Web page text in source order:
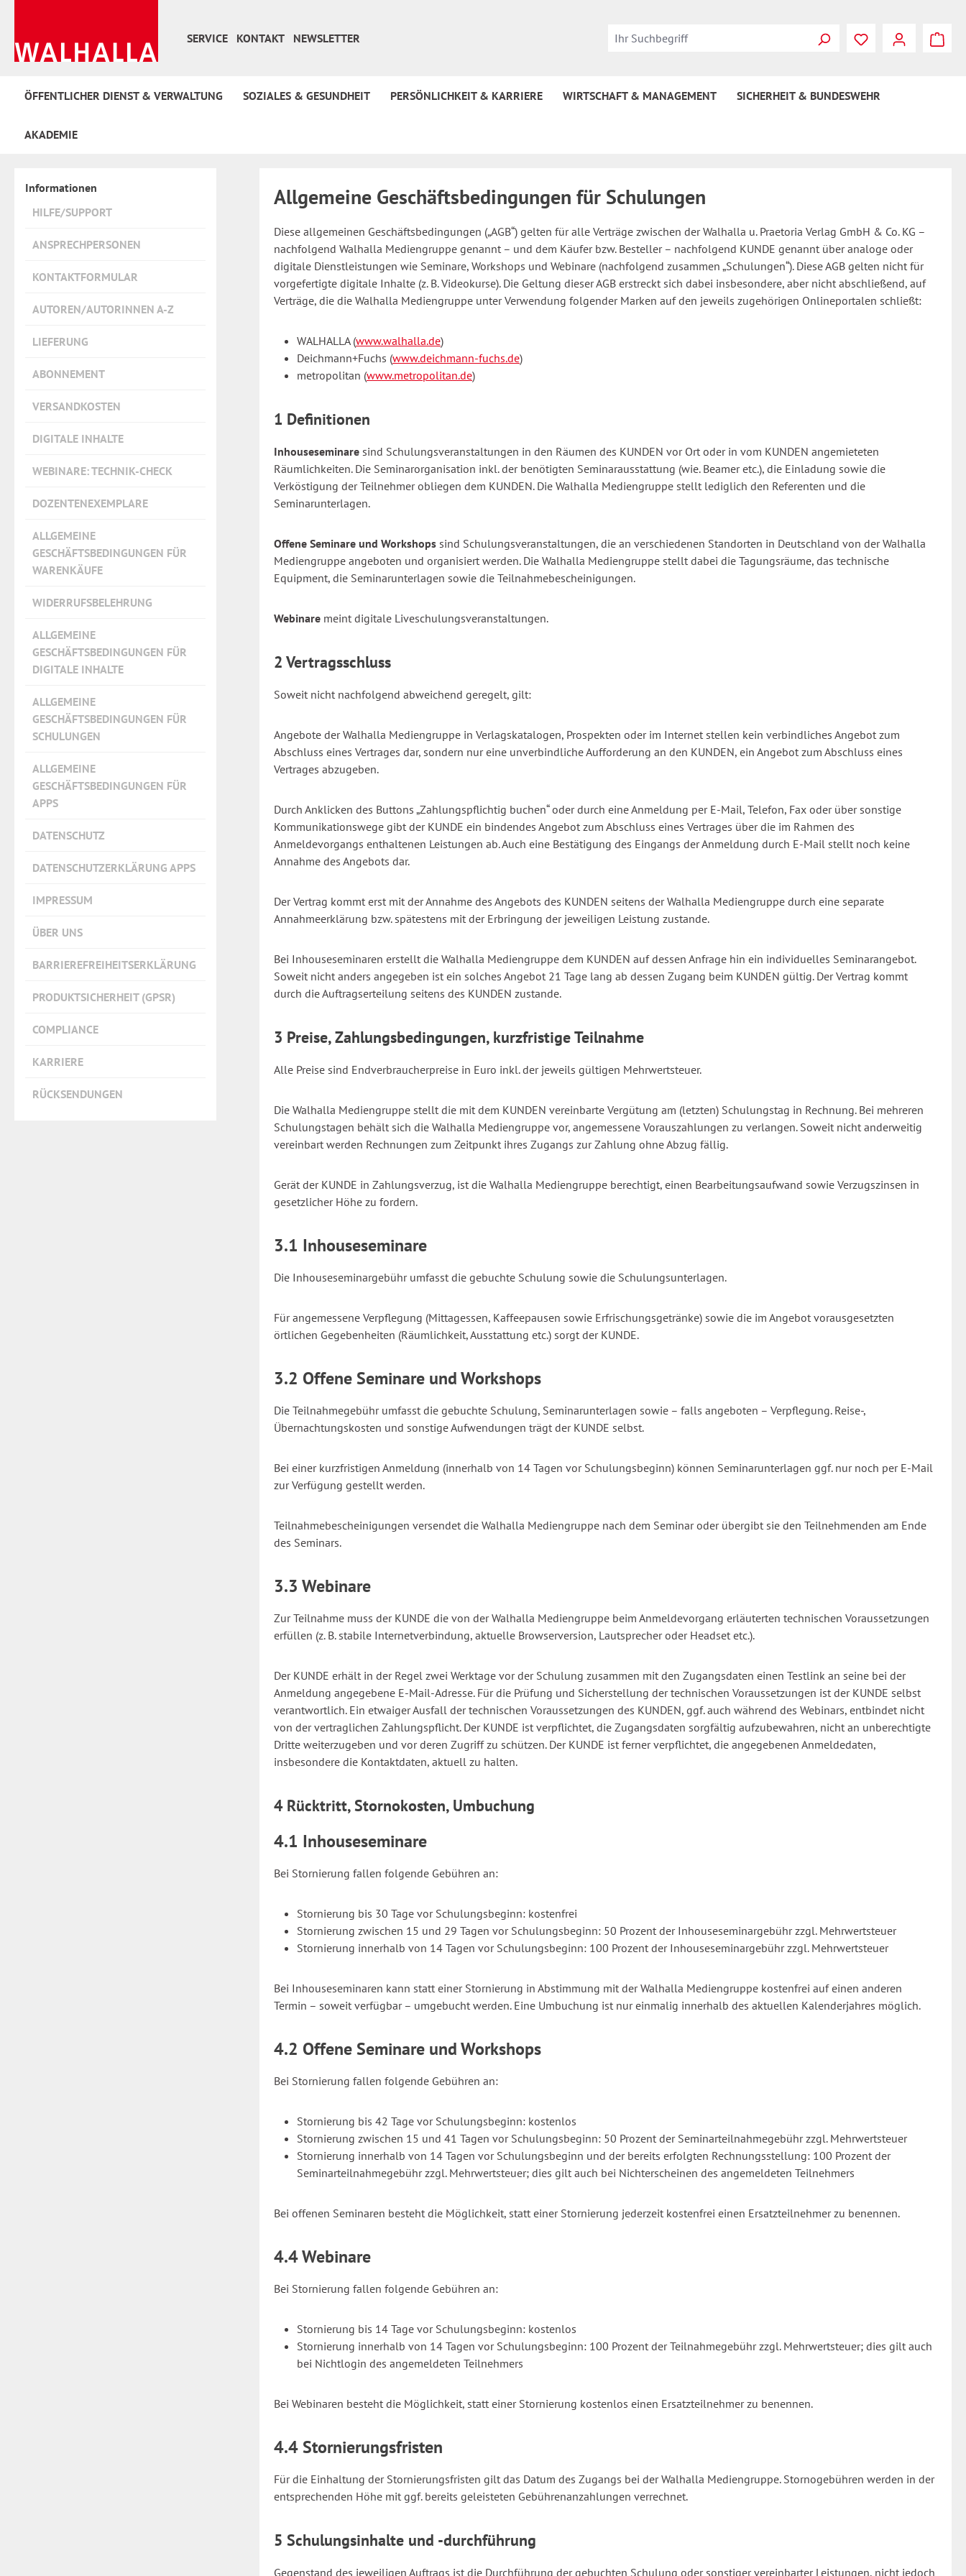
SERVICE
KONTAKT NEWSLETTER
ÖFFENTLICHER DIENST & VERWALTUNG SOZIALES & GESUNDHEIT PERSÖNLICHKEIT & KARRIERE WIRTSCHAFT & MANAGEMENT SICHERHEIT & BUNDESWEHR
AKADEMIE
Informationen
HILFE/SUPPORT
ANSPRECHPERSONEN
KONTAKTFORMULAR
AUTOREN/AUTORINNEN A-Z
LIEFERUNG
ABONNEMENT
VERSANDKOSTEN
DIGITALE INHALTE
WEBINARE: TECHNIK-CHECK
DOZENTENEXEMPLARE
ALLGEMEINE
GESCHÄFTSBEDINGUNGEN FÜR
WARENKÄUFE
WIDERRUFSBELEHRUNG
ALLGEMEINE
GESCHÄFTSBEDINGUNGEN FÜR
DIGITALE INHALTE
ALLGEMEINE
GESCHÄFTSBEDINGUNGEN FÜR
SCHULUNGEN
ALLGEMEINE
GESCHÄFTSBEDINGUNGEN FÜR
APPS
DATENSCHUTZ
DATENSCHUTZERKLÄRUNG APPS
IMPRESSUM
ÜBER UNS
BARRIEREFREIHEITSERKLÄRUNG
PRODUKTSICHERHEIT (GPSR)
COMPLIANCE
KARRIERE
RÜCKSENDUNGEN
Allgemeine Geschäftsbedingungen für Schulungen
Diese allgemeinen Geschäftsbedingungen („AGB“) gelten für alle Verträge zwischen der Walhalla u. Praetoria Verlag GmbH & Co. KG –
nachfolgend Walhalla Mediengruppe genannt – und dem Käufer bzw. Besteller – nachfolgend KUNDE genannt über analoge oder
digitale Dienstleistungen wie Seminare, Workshops und Webinare (nachfolgend zusammen „Schulungen“). Diese AGB gelten nicht für
vorgefertigte digitale Inhalte (z. B. Videokurse). Die Geltung dieser AGB erstreckt sich dabei insbesondere, aber nicht abschließend, auf
Verträge, die die Walhalla Mediengruppe unter Verwendung folgender Marken auf den jeweils zugehörigen Onlineportalen schließt:
WALHALLA (www.walhalla.de)
Deichmann+Fuchs (www.deichmann-fuchs.de)
metropolitan (www.metropolitan.de)
1 Definitionen
Inhouseseminare sind Schulungsveranstaltungen in den Räumen des KUNDEN vor Ort oder in vom KUNDEN angemieteten
Räumlichkeiten. Die Seminarorganisation inkl. der benötigten Seminarausstattung (wie. Beamer etc.), die Einladung sowie die
Verköstigung der Teilnehmer obliegen dem KUNDEN. Die Walhalla Mediengruppe stellt lediglich den Referenten und die
Seminarunterlagen.
Offene Seminare und Workshops sind Schulungsveranstaltungen, die an verschiedenen Standorten in Deutschland von der Walhalla
Mediengruppe angeboten und organisiert werden. Die Walhalla Mediengruppe stellt dabei die Tagungsräume, das technische
Equipment, die Seminarunterlagen sowie die Teilnahmebescheinigungen.
Webinare meint digitale Liveschulungsveranstaltungen.
2 Vertragsschluss
Soweit nicht nachfolgend abweichend geregelt, gilt:
Angebote der Walhalla Mediengruppe in Verlagskatalogen, Prospekten oder im Internet stellen kein verbindliches Angebot zum
Abschluss eines Vertrages dar, sondern nur eine unverbindliche Aufforderung an den KUNDEN, ein Angebot zum Abschluss eines
Vertrages abzugeben.
Durch Anklicken des Buttons „Zahlungspflichtig buchen“ oder durch eine Anmeldung per E-Mail, Telefon, Fax oder über sonstige
Kommunikationswege gibt der KUNDE ein bindendes Angebot zum Abschluss eines Vertrages über die im Rahmen des
Anmeldevorgangs enthaltenen Leistungen ab. Auch eine Bestätigung des Eingangs der Anmeldung durch E-Mail stellt noch keine
Annahme des Angebots dar.
Der Vertrag kommt erst mit der Annahme des Angebots des KUNDEN seitens der Walhalla Mediengruppe durch eine separate
Annahmeerklärung bzw. spätestens mit der Erbringung der jeweiligen Leistung zustande.
Bei Inhouseseminaren erstellt die Walhalla Mediengruppe dem KUNDEN auf dessen Anfrage hin ein individuelles Seminarangebot.
Soweit nicht anders angegeben ist ein solches Angebot 21 Tage lang ab dessen Zugang beim KUNDEN gültig. Der Vertrag kommt
durch die Auftragserteilung seitens des KUNDEN zustande.
3 Preise, Zahlungsbedingungen, kurzfristige Teilnahme
Alle Preise sind Endverbraucherpreise in Euro inkl. der jeweils gültigen Mehrwertsteuer.
Die Walhalla Mediengruppe stellt die mit dem KUNDEN vereinbarte Vergütung am (letzten) Schulungstag in Rechnung. Bei mehreren
Schulungstagen behält sich die Walhalla Mediengruppe vor, angemessene Vorauszahlungen zu verlangen. Soweit nicht anderweitig
vereinbart werden Rechnungen zum Zeitpunkt ihres Zugangs zur Zahlung ohne Abzug fällig.
Gerät der KUNDE in Zahlungsverzug, ist die Walhalla Mediengruppe berechtigt, einen Bearbeitungsaufwand sowie Verzugszinsen in
gesetzlicher Höhe zu fordern.
3.1 Inhouseseminare
Die Inhouseseminargebühr umfasst die gebuchte Schulung sowie die Schulungsunterlagen.
Für angemessene Verpflegung (Mittagessen, Kaffeepausen sowie Erfrischungsgetränke) sowie die im Angebot vorausgesetzten
örtlichen Gegebenheiten (Räumlichkeit, Ausstattung etc.) sorgt der KUNDE.
3.2 Offene Seminare und Workshops
Die Teilnahmegebühr umfasst die gebuchte Schulung, Seminarunterlagen sowie – falls angeboten – Verpflegung. Reise-,
Übernachtungskosten und sonstige Aufwendungen trägt der KUNDE selbst.
Bei einer kurzfristigen Anmeldung (innerhalb von 14 Tagen vor Schulungsbeginn) können Seminarunterlagen ggf. nur noch per E-Mail
zur Verfügung gestellt werden.
Teilnahmebescheinigungen versendet die Walhalla Mediengruppe nach dem Seminar oder übergibt sie den Teilnehmenden am Ende
des Seminars.
3.3 Webinare
Zur Teilnahme muss der KUNDE die von der Walhalla Mediengruppe beim Anmeldevorgang erläuterten technischen Voraussetzungen
erfüllen (z. B. stabile Internetverbindung, aktuelle Browserversion, Lautsprecher oder Headset etc.).
Der KUNDE erhält in der Regel zwei Werktage vor der Schulung zusammen mit den Zugangsdaten einen Testlink an seine bei der
Anmeldung angegebene E-Mail-Adresse. Für die Prüfung und Sicherstellung der technischen Voraussetzungen ist der KUNDE selbst
verantwortlich. Ein etwaiger Ausfall der technischen Voraussetzungen des KUNDEN, ggf. auch während des Webinars, entbindet nicht
von der vertraglichen Zahlungspflicht. Der KUNDE ist verpflichtet, die Zugangsdaten sorgfältig aufzubewahren, nicht an unberechtigte
Dritte weiterzugeben und vor deren Zugriff zu schützen. Der KUNDE ist ferner verpflichtet, die angegebenen Anmeldedaten,
insbesondere die Kontaktdaten, aktuell zu halten.
4 Rücktritt, Stornokosten, Umbuchung
4.1 Inhouseseminare
Bei Stornierung fallen folgende Gebühren an:
Stornierung bis 30 Tage vor Schulungsbeginn: kostenfrei
Stornierung zwischen 15 und 29 Tagen vor Schulungsbeginn: 50 Prozent der Inhouseseminargebühr zzgl. Mehrwertsteuer
Stornierung innerhalb von 14 Tagen vor Schulungsbeginn: 100 Prozent der Inhouseseminargebühr zzgl. Mehrwertsteuer
Bei Inhouseseminaren kann statt einer Stornierung in Abstimmung mit der Walhalla Mediengruppe kostenfrei auf einen anderen
Termin – soweit verfügbar – umgebucht werden. Eine Umbuchung ist nur einmalig innerhalb des aktuellen Kalenderjahres möglich.
4.2 Offene Seminare und Workshops
Bei Stornierung fallen folgende Gebühren an:
Stornierung bis 42 Tage vor Schulungsbeginn: kostenlos
Stornierung zwischen 15 und 41 Tagen vor Schulungsbeginn: 50 Prozent der Seminarteilnahmegebühr zzgl. Mehrwertsteuer
Stornierung innerhalb von 14 Tagen vor Schulungsbeginn und der bereits erfolgten Rechnungsstellung: 100 Prozent der
Seminarteilnahmegebühr zzgl. Mehrwertsteuer; dies gilt auch bei Nichterscheinen des angemeldeten Teilnehmers
Bei offenen Seminaren besteht die Möglichkeit, statt einer Stornierung jederzeit kostenfrei einen Ersatzteilnehmer zu benennen.
4.4 Webinare
Bei Stornierung fallen folgende Gebühren an:
Stornierung bis 14 Tage vor Schulungsbeginn: kostenlos
Stornierung innerhalb von 14 Tagen vor Schulungsbeginn: 100 Prozent der Teilnahmegebühr zzgl. Mehrwertsteuer; dies gilt auch
bei Nichtlogin des angemeldeten Teilnehmers
Bei Webinaren besteht die Möglichkeit, statt einer Stornierung kostenlos einen Ersatzteilnehmer zu benennen.
4.4 Stornierungsfristen
Für die Einhaltung der Stornierungsfristen gilt das Datum des Zugangs bei der Walhalla Mediengruppe. Stornogebühren werden in der
entsprechenden Höhe mit ggf. bereits geleisteten Gebührenanzahlungen verrechnet.
5 Schulungsinhalte und -durchführung
Gegenstand des jeweiligen Auftrags ist die Durchführung der gebuchten Schulung oder sonstiger vereinbarter Leistungen, nicht jedoch